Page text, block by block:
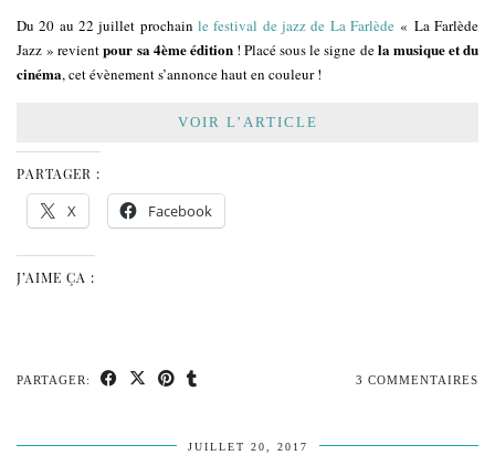
Du 20 au 22 juillet prochain le festival de jazz de La Farlède « La Farlède
Jazz » revientpour sa 4ème édition! Placé sous le signe dela musique et du
cinéma, cet évènement s’annonce haut en couleur !
VOIR L’ARTICLE
PARTAGER :
X Facebook
J’AIME ÇA :
PARTAGER: 3 COMMENTAIRES
JUILLET 20, 2017